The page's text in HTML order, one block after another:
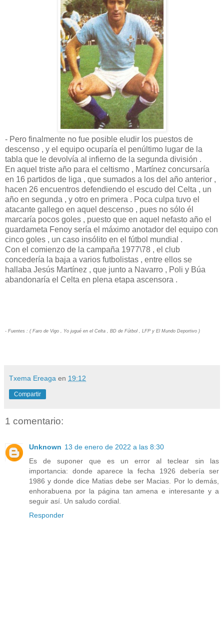
- Pero finalmente no fue posible eludir los puestos de
descenso , y el equipo ocuparía el penúltimo lugar de la
tabla que le devolvía al infierno de la segunda división .
En aquel triste año para el celtismo , Martínez concursaría
en 16 partidos de liga , que sumados a los del año anterior ,
hacen 26 encuentros defendiendo el escudo del Celta , un
año en segunda , y otro en primera . Poca culpa tuvo el
atacante gallego en aquel descenso , pues no sólo él
marcaría pocos goles , puesto que en aquel nefasto año el
guardameta Fenoy sería el máximo anotador del equipo con
cinco goles , un caso insólito en el fútbol mundial .
Con el comienzo de la campaña 1977\78 , el club
concedería la baja a varios futbolistas , entre ellos se
hallaba Jesús Martínez , que junto a Navarro , Poli y Búa
abandonaría el Celta en plena etapa ascensora .
- Fuentes : ( Faro de Vigo , Yo jugué en el Celta , BD de Fútbol , LFP y El Mundo Deportivo )
Txema Ereaga en 19:12
Compartir
1 comentario:
Unknown 13 de enero de 2022 a las 8:30
Es de suponer que es un error al teclear sin las
importancia: donde aparece la fecha 1926 debería ser
1986 y donde dice Matias debe ser Macias. Por lo demás,
enhorabuena por la página tan amena e interesante y a
seguir así. Un saludo cordial.
Responder